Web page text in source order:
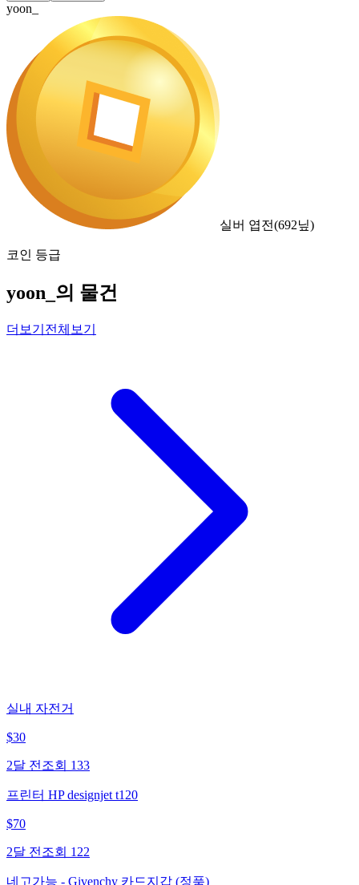
yoon_
실버 엽전(692닢)
코인 등급
yoon_의 물건
더보기 전체보기
실내 자전거
$30
2달 전 조회 133
프린터 HP designjet t120
$70
2달 전 조회 122
네고가능 - Givenchy 카드지갑 (정품)